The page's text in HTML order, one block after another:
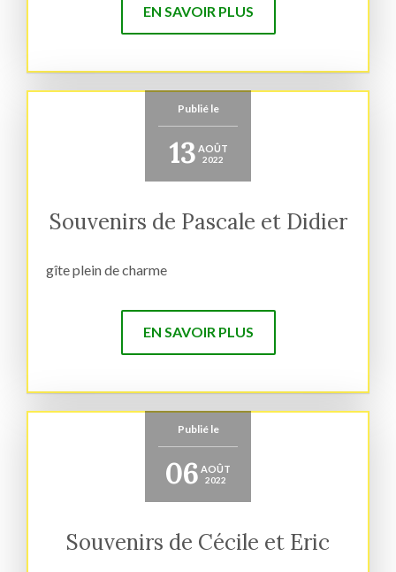
EN SAVOIR PLUS
Publié le
13 AOÛT
2022
Souvenirs de Pascale et Didier
gîte plein de charme
EN SAVOIR PLUS
Publié le
06 AOÛT
2022
Souvenirs de Cécile et Eric